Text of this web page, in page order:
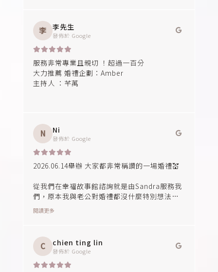
李 李先生
發佈於 Google
服務非常專業且親切 ！超過一百分
大力推薦 婚禮企劃：Amber
主持人 ：芊萭
N Ni
發佈於 Google
2026.06.14舉辦 大家都非常稱讚的一場婚禮💒
從我們在幸福故事館諮詢就是由Sandra服務我
們，原本我與老公對婚禮都沒什麼特別想法，
Sandra給我們很多方向 幫我們想企劃，讓我們
在籌備婚禮過程非常順利
在婚禮前一週也很幸運，由她本人擔任我們主
持人，真的很放心！！
真心推薦幸福故事館Sandra❤️❤️
閱讀更多
C chien ting lin
發佈於 Google